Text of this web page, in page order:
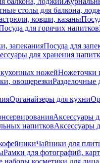
столы для балкона,
ковши, казаны
для горячих напитков
запеканияПосуда для
для хранения
ножейНожеточки
овощерезкиРазделочные
Органайзеры для кухни
Аксессуары
напитковАксессуары
Чайники для
Рамки для фотографий,
наборы косметики для лица